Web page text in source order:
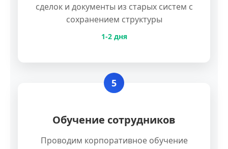
сделок и документы из старых систем с
сохранением структуры
1-2 дня
5
Обучение сотрудников
Проводим корпоративное обучение